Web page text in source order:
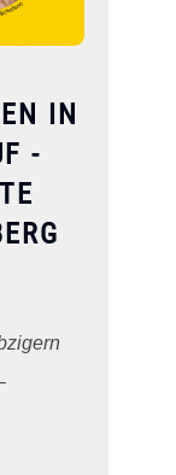
IN
-